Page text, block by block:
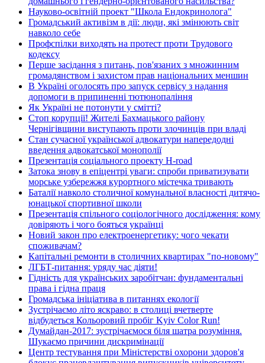
Науково-освітній проект "Школа Ендокринолога"
Громадський активізм в дії: люди, які змінюють світ
навколо себе
Профспілки виходять на протест проти Трудового
кодексу
Перше засідання з питань, пов'язаних з множинним
громадянством і захистом прав національних меншин
В Україні оголосять про запуск сервісу з надання
допомоги в припиненні тютюнопаління
Як Україні не потонути у смітті?
Стоп корупції! Жителі Бахмацького району
Чернігівщини виступають проти злочинців при владі
Стан сучасної української адвокатури напередодні
введення адвокатської монополії
Презентація соціального проекту H-road
Затока знову в епіцентрі уваги: спроби приватизувати
морське узбережжя курортного містечка тривають
Баталії навколо столичної комунальної власності дитячо-
юнацької спортивної школи
Презентація спільного соціологічного дослідження: кому
довіряють і чого бояться українці
Новий закон про електроенергетику: чого чекати
споживачам?
Капітальні ремонти в столичних квартирах "по-новому"
ЛГБТ-питання: уряду час діяти!
Гідність для українських заробітчан: фундаментальні
права і гідна праця
Громадська ініціатива в питаннях екології
Зустрічаємо літо яскраво: в столиці вчетверте
відбудеться Кольоровий пробіг Kyiv Color Run!
Думайдан-2017: зустрічаємося біля шатра розуміння.
Шукаємо причини дискримінації
Центр тестування при Міністерстві охорони здоров'я